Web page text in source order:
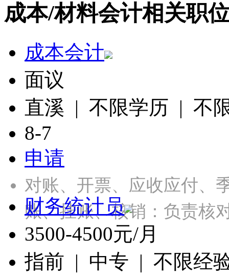
成本/材料会计相关职
成本会计
面议
直溪 | 不限学历 | 不
8-7
申请
对账、开票、应收应付、
账、挂账、核销：负责
财务统计员
3500-4500元/月
指前 | 中专 | 不限经